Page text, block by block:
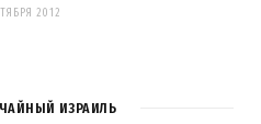
2012
ИЗРАИЛЬ